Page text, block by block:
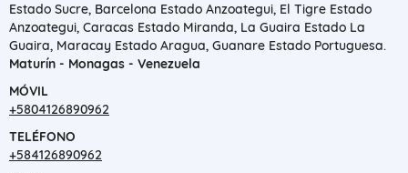
Estado Sucre, Barcelona Estado Anzoategui, El Tigre Estado
Anzoategui, Caracas Estado Miranda, La Guaira Estado La
Guaira, Maracay Estado Aragua, Guanare Estado Portuguesa.
Maturín - Monagas - Venezuela
MÓVIL
+5804126890962
TELÉFONO
+584126890962